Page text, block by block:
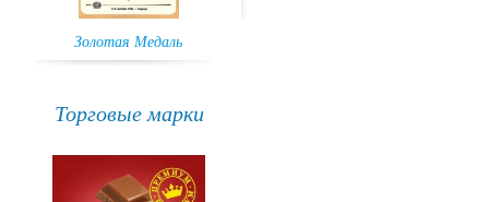
Золотая Медаль
Торговые марки